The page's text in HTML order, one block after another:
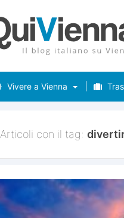
Vivere a Vienna
Articoli con il tag: